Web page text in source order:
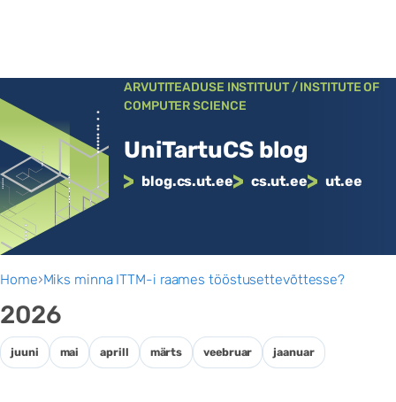
sisu
ARVUTITEADUSE INSTITUUT / INSTITUTE OF
COMPUTER SCIENCE
UniTartuCS blog
blog.cs.ut.ee cs.ut.ee ut.ee
Home›Miks minna ITTM-i raames tööstusettevõttesse?
2026
juuni mai aprill märts veebruar jaanuar